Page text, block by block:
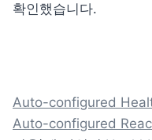
확인했습니다.
Auto-configured
Auto-configured